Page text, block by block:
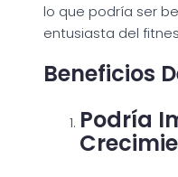
lo que podría ser
entusiasta del
Beneficios
Podría